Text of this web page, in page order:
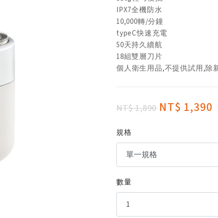
IPX7全機防水
10,000轉/分鐘
typeC快速充電
50天持久續航
18組雙層刀片
個人衛生用品,不提供試用,除
NT$ 1,890 NT$ 1,390
規格
數量